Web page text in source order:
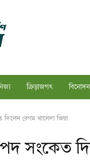
ক্রিড়াজগৎ বিনোদন
দিলেন বেগম খালেদা জিয়া
সংকেত